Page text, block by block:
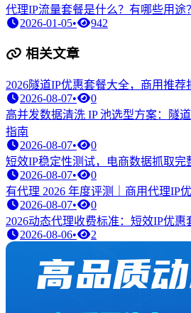
代理IP流量套餐是什么？有哪些用途？
2026-01-05• 942
相关文章
2026隧道IP优惠套餐大全，商用推荐
2026-08-07•
0
高并发数据清洗 IP 池选型方案：隧
指南
2026-08-07•
0
短效IP稳定性测试，电商数据抓取完
2026-08-07•
0
有代理 2026 年度评测｜商用代理IP
2026-08-07•
0
2026动态代理收费标准：短效IP优惠
2026-08-06• 2